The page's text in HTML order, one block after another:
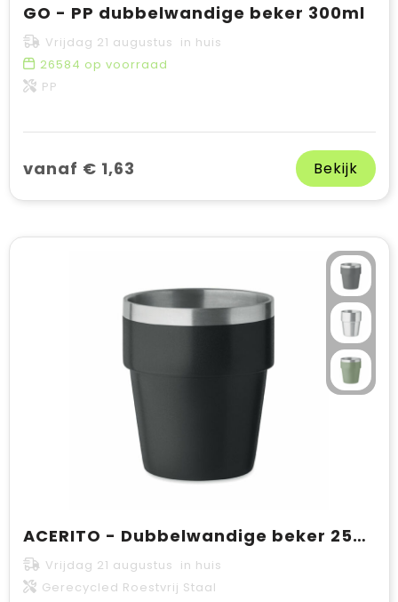
GO - PP dubbelwandige beker 300ml
Vrijdag 21 augustus in huis
26584 op voorraad
PP
vanaf € 1,63 Bekijk
ACERITO - Dubbelwandige beker 250ml
Vrijdag 21 augustus in huis
Gerecycled Roestvrij Staal